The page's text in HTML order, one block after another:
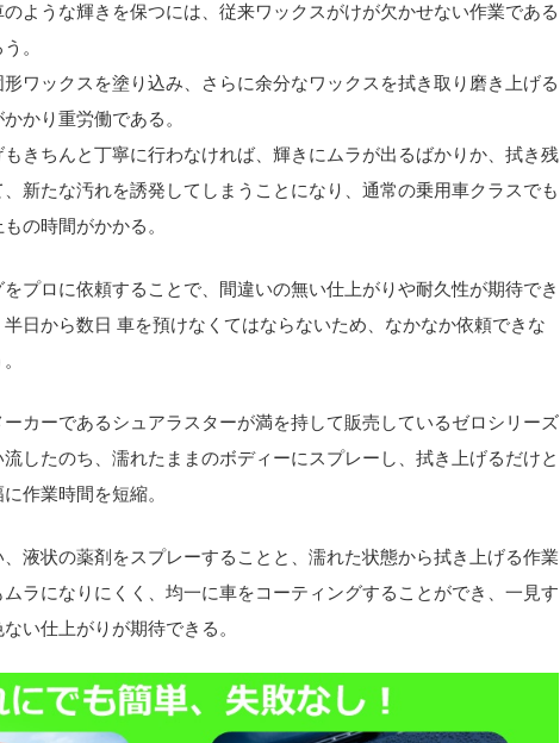
ような輝きを保つには、従来ワックスがけが欠かせない作業である
。
ワックスを塗り込み、さらに余分なワックスを拭き取り磨き上げる
かり重労働である。
きちんと丁寧に行わなければ、輝きにムラが出るばかりか、拭き残
新たな汚れを誘発してしまうことになり、通常の乗用車クラスでも
の時間がかかる。
プロに依頼することで、間違いの無い仕上がりや耐久性が期待でき
日から数日 車を預けなくてはならないため、なかなか依頼できな
カーであるシュアラスターが満を持して販売しているゼロシリーズ
したのち、濡れたままのボディーにスプレーし、拭き上げるだけと
作業時間を短縮。
液状の薬剤をスプレーすることと、濡れた状態から拭き上げる作業
ラになりにくく、均一に車をコーティングすることができ、一見す
い仕上がりが期待できる。